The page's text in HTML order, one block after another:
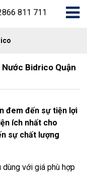
811 711
Bidrico Quận
đem đến sự tiện lợi
ích nhất cho
sự chất lượng
với giá phù hợp